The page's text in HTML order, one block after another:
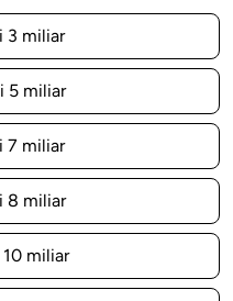
3 miliar
5 miliar
7 miliar
8 miliar
10 miliar